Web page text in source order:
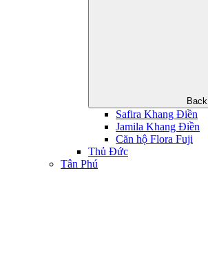
Back
Safira Khang Điền
Jamila Khang Điền
Căn hộ Flora Fuji
Thủ Đức
Tân Phú